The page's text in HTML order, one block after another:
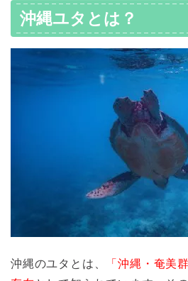
沖縄ユタとは？
沖縄のユタとは、
「沖縄・奄美